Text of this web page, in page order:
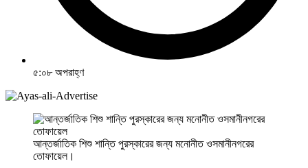
৫:০৮ অপরাহ্ণ
আন্তর্জাতিক শিশু শান্তি পুরস্কারের জন্য মনোনীত ওসমানীনগরের
তোফায়েল।